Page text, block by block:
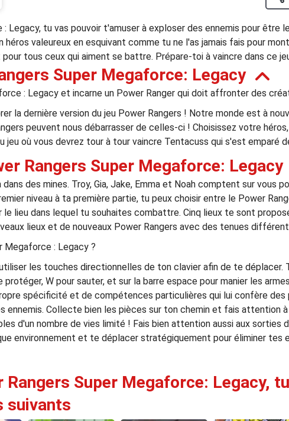
Legacy, tu vas pouvoir t'amuser à exploser des ennemis pour être
valeureux en esquivant comme tu ne l'as jamais fais pour
tous ceux qui aiment se battre. Prépare-toi à vaincre dans ce
Super Megaforce: Legacy
: Legacy et incarne un Power Ranger qui doit affronter des
la dernière version du jeu Power Rangers ! Notre monde est à
peuvent nous débarrasser de celles-ci ! Choisissez votre
jeu où vous devrez tour à tour vaincre Tentacuss qui s'est emparé
Rangers Super Megaforce: Legacy
des mines. Troy, Gia, Jake, Emma et Noah comptent sur vous
niveau à ta première partie, tu peux choisir entre le Power
le lieu dans lequel tu souhaites combattre. Cinq lieux te sont
lieux et de nouveaux Power Rangers avec des tenues
Megaforce : Legacy ?
les touches directionnelles de ton clavier afin de te déplacer.
W pour sauter, et sur la barre espace pour manier les
spécificité et de compétences particulières qui lui confère des
ennemis. Collecte bien les pièces sur ton chemin et fais attention
d'un nombre de vies limité ! Fais bien attention aussi aux sorties
environnement et te déplacer stratégiquement pour éliminer tes
Rangers Super Megaforce: Legacy,
suivants